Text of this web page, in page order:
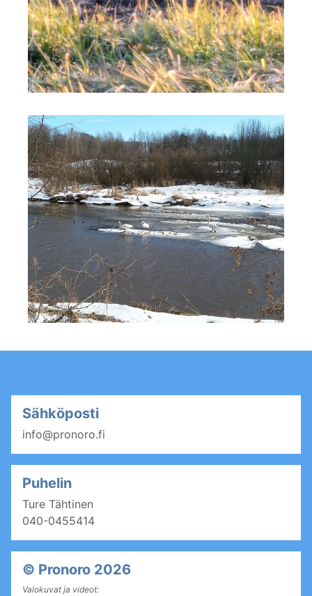
Sähköposti
info@pronoro.fi
Puhelin
Ture Tähtinen
040-0455414
© Pronoro 2026
Valokuvat ja videot: